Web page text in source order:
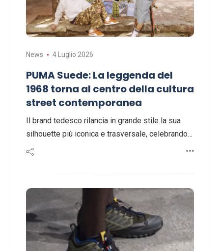
News 4 Luglio 2026
PUMA Suede: La leggenda del
1968 torna al centro della cultura
street contemporanea
Il brand tedesco rilancia in grande stile la sua
silhouette più iconica e trasversale, celebrando…